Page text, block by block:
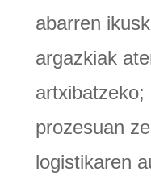
abarren
argazkiak
artxibatzeko;
prozesuan
logistikaren